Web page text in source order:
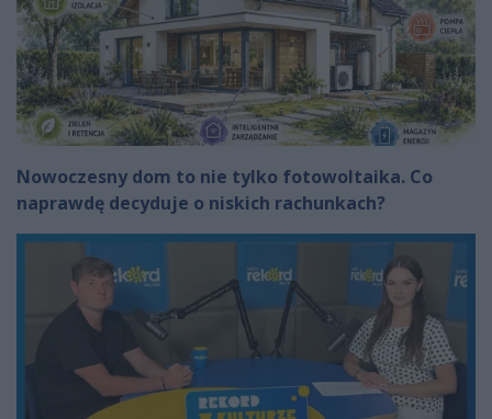
Nowoczesny dom to nie tylko fotowoltaika. Co
naprawdę decyduje o niskich rachunkach?